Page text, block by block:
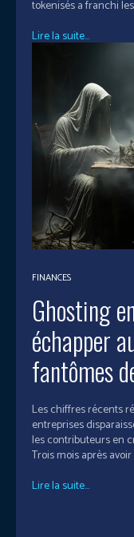
tokenisés a franchi les
Lire la suite...
FINANCES
Ghosting
échapper
fantômes
Les chiffres récents
entreprises
les contributeurs en
Trois mois après
Lire la suite...